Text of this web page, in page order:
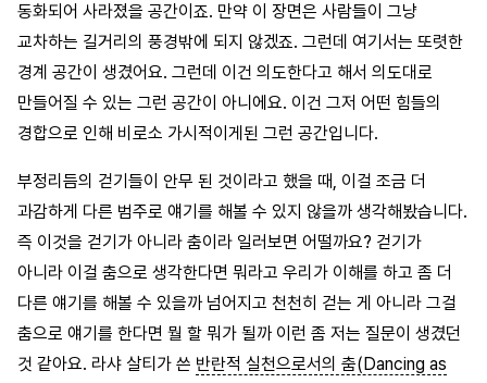
동화되어 사라졌을 공간이죠. 만약 이 장면은 사람들이 그냥
교차하는 길거리의 풍경밖에 되지 않겠죠. 그런데 여기서는 또렷한
경계 공간이 생겼어요. 그런데 이건 의도한다고 해서 의도대로
만들어질 수 있는 그런 공간이 아니에요. 이건 그저 어떤 힘들의
경합으로 인해 비로소 가시적이게된 그런 공간입니다.
부정리듬의 걷기들이 안무 된 것이라고 했을 때, 이걸 조금 더
과감하게 다른 범주로 얘기를 해볼 수 있지 않을까 생각해봤습니다.
즉 이것을 걷기가 아니라 춤이라 일러보면 어떨까요? 걷기가
아니라 이걸 춤으로 생각한다면 뭐라고 우리가 이해를 하고 좀 더
다른 얘기를 해볼 수 있을까 넘어지고 천천히 걷는 게 아니라 그걸
춤으로 얘기를 한다면 뭘 할 뭐가 될까 이런 좀 저는 질문이 생겼던
것 같아요. 라샤 살티가 쓴 반란적 실천으로서의 춤(Dancing as